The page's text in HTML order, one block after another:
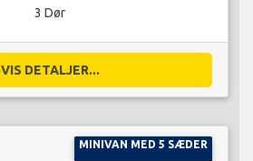
3 Dør
VIS DETALJER...
MINIVAN MED 5 SÆDER